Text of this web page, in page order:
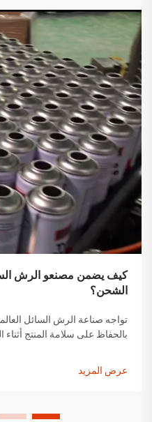
كيف يضمن مصنعو الرش
الشحن؟
تواجه صناعة الرش السائل
بالحفاظ على سلامة المنتج
عرض المزيد